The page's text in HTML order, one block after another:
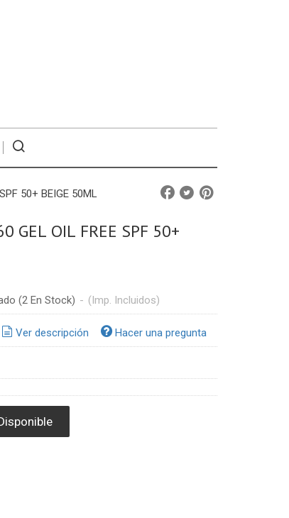
50+ BEIGE 50ML
GEL OIL FREE SPF 50+
(2 En Stock) - (Imp. Incluidos)
Ver descripción Hacer una pregunta